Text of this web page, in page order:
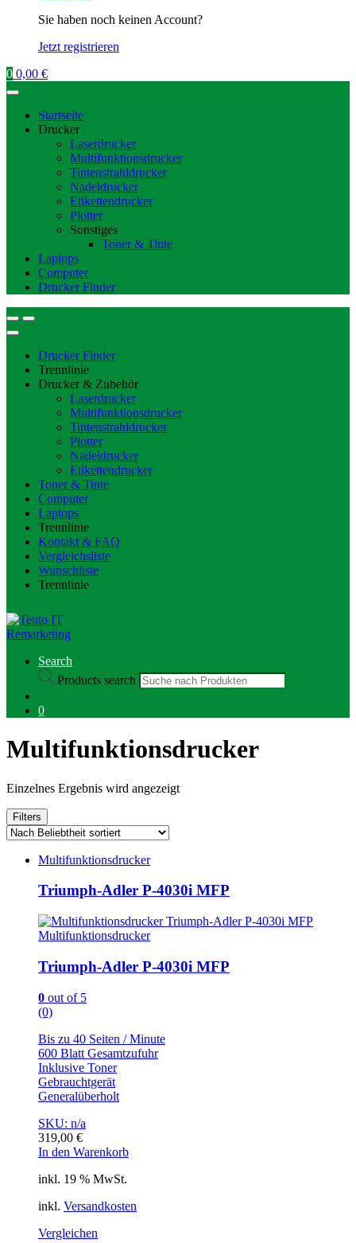
Sie haben noch keinen Account?
Jetzt registrieren
0 0,00 €
Startseite
Drucker
Laserdrucker
Multifunktionsdrucker
Tintenstrahldrucker
Nadeldrucker
Etikettendrucker
Plotter
Sonstiges
Toner & Tinte
Laptops
Computer
Drucker Finder
Drucker Finder
Trennlinie
Drucker & Zubehör
Laserdrucker
Multifunktionsdrucker
Tintenstrahldrucker
Plotter
Nadeldrucker
Etikettendrucker
Toner & Tinte
Computer
Laptops
Trennlinie
Kontakt & FAQ
Vergleichsliste
Wunschliste
Trennlinie
Search
Products search
0
Multifunktionsdrucker
Einzelnes Ergebnis wird angezeigt
Filters
Multifunktionsdrucker
Triumph-Adler P-4030i MFP
Multifunktionsdrucker
Triumph-Adler P-4030i MFP
0 out of 5
(0)
Bis zu 40 Seiten / Minute
600 Blatt Gesamtzufuhr
Inklusive Toner
Gebrauchtgerät
Generalüberholt
SKU: n/a
319,00 €
In den Warenkorb
inkl. 19 % MwSt.
inkl. Versandkosten
Vergleichen